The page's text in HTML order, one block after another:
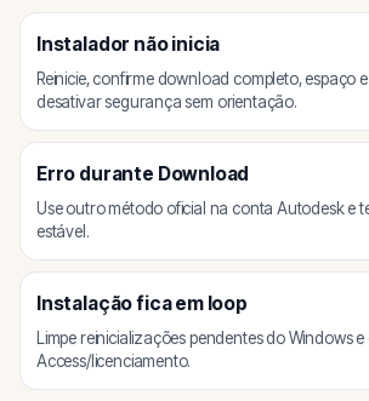
Instalador não inicia
Reinicie, confirme download completo, espaço e
desativar segurança sem orientação.
Erro durante Download
Use outro método oficial na conta Autodesk e
estável.
Instalação fica em loop
Limpe reinicializações pendentes do Windows
Access/licenciamento.